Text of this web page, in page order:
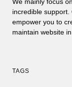
incredible support.
empower you to
maintain website
TAGS